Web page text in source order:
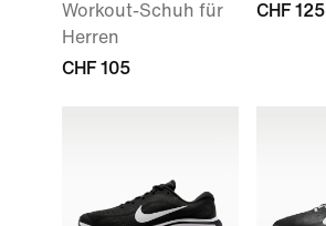
Workout-Schuh für
Herren
CHF 105
CHF 125